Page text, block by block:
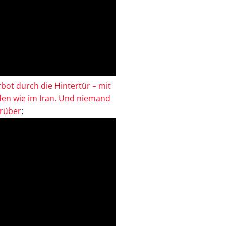
durch die Hintertür – mit
wie im Iran. Und niemand
: